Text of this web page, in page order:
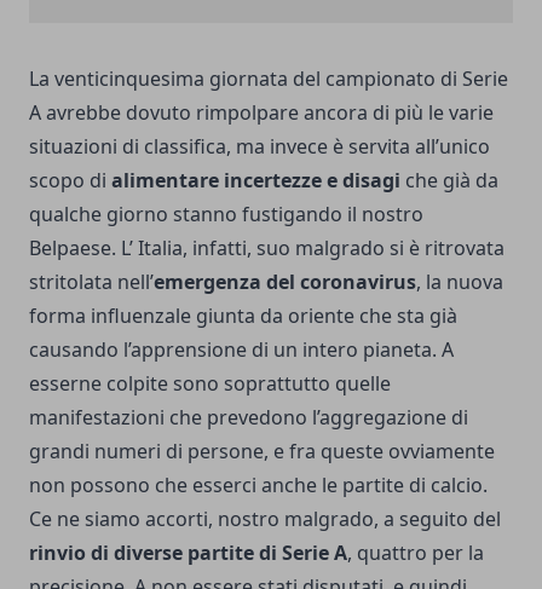
La venticinquesima giornata del campionato di Serie
A avrebbe dovuto rimpolpare ancora di più le varie
situazioni di classifica, ma invece è servita all’unico
scopo di alimentare incertezze e disagi che già da
qualche giorno stanno fustigando il nostro
Belpaese. L’ Italia, infatti, suo malgrado si è ritrovata
stritolata nell’emergenza del coronavirus, la nuova
forma influenzale giunta da oriente che sta già
causando l’apprensione di un intero pianeta. A
esserne colpite sono soprattutto quelle
manifestazioni che prevedono l’aggregazione di
grandi numeri di persone, e fra queste ovviamente
non possono che esserci anche le partite di calcio.
Ce ne siamo accorti, nostro malgrado, a seguito del
rinvio di diverse partite di Serie A, quattro per la